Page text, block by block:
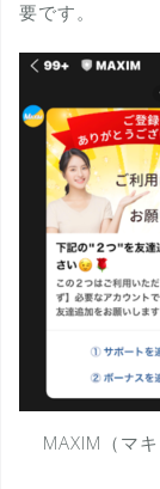
要です。
MAXIM（マキ